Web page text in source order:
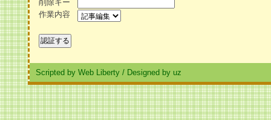
削除キー
作業内容
Scripted by Web Liberty / Designed by uz